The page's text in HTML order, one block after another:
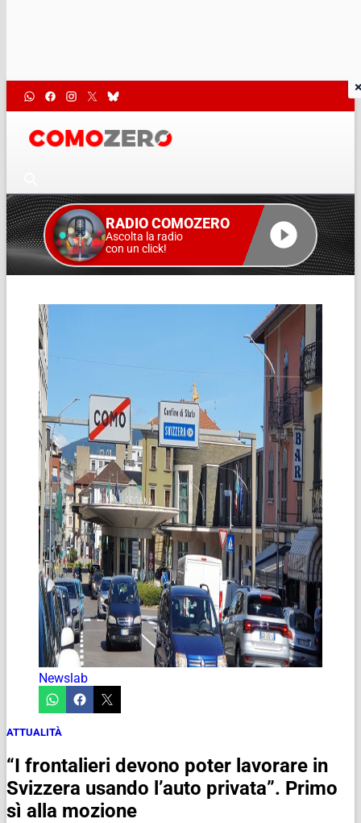
RADIO COMOZERO
Ascolta la radio
con un click!
Newslab
ATTUALITÀ
“I frontalieri devono poter lavorare in
Svizzera usando l’auto privata”. Primo
sì alla mozione